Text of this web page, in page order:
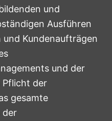
und
Ausführen
Kundenaufträgen
und der
Pflicht der
gesamte
der